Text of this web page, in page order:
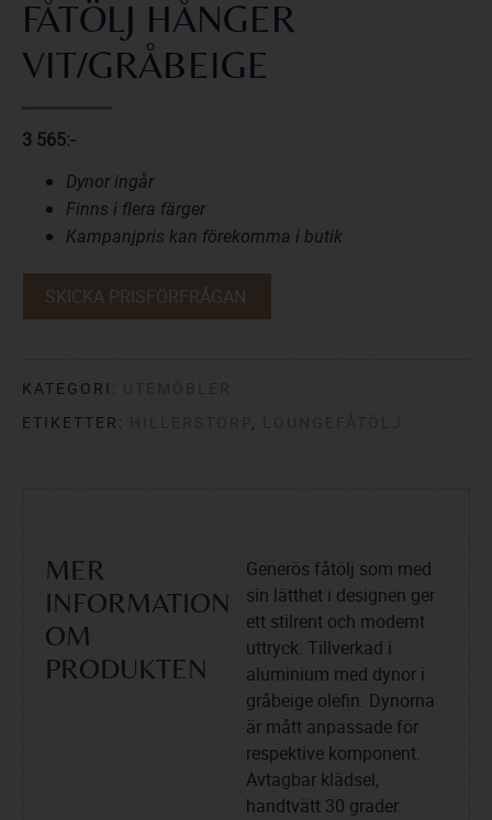
FÅTÖLJ HÅNGER
VIT/GRÅBEIGE
3 565:-
Dynor ingår
Finns i flera färger
Kampanjpris kan förekomma i butik
SKICKA PRISFÖRFRÅGAN
KATEGORI: UTEMÖBLER
ETIKETTER: HILLERSTORP, LOUNGEFÅTÖLJ
MER
INFORMATION
OM
PRODUKTEN
Generös fåtölj som med
sin lätthet i designen ger
ett stilrent och modernt
uttryck. Tillverkad i
aluminium med dynor i
gråbeige olefin. Dynorna
är mått anpassade för
respektive komponent.
Avtagbar klädsel,
handtvätt 30 grader.